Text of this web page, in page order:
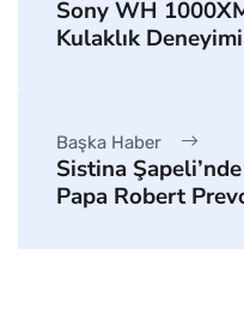
Sony WH
Kulaklık Deneyimi
Başka Haber
Sistina
Papa Robert